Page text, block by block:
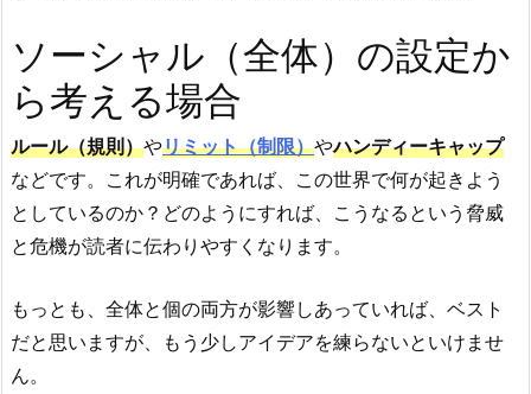
ソーシャル（全体）の設定か
ら考える場合
ルール（規則）やリミット（制限）やハンディーキャップ
などです。これが明確であれば、この世界で何が起きよう
としているのか？どのようにすれば、こうなるという脅威
と危機が読者に伝わりやすくなります。
もっとも、全体と個の両方が影響しあっていれば、ベスト
だと思いますが、もう少しアイデアを練らないといけませ
ん。